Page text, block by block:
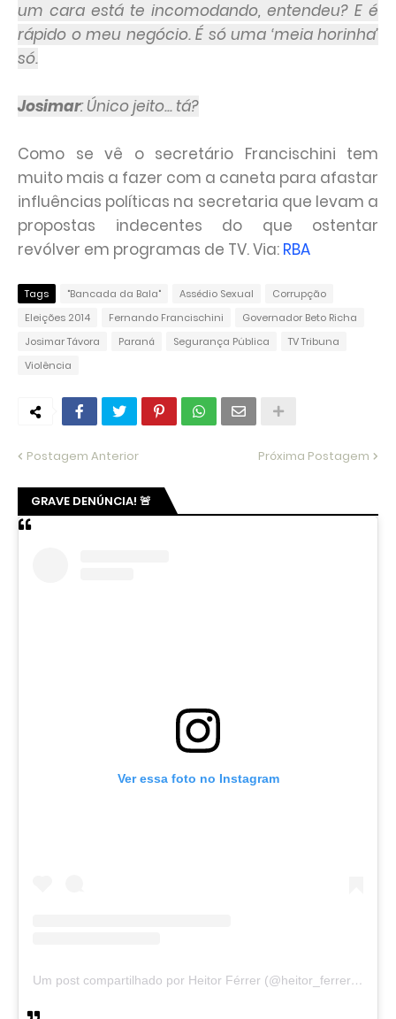
um cara está te incomodando, entendeu? E é
rápido o meu negócio. É só uma ‘meia horinha’
só.
Josimar: Único jeito... tá?
Como se vê o secretário Francischini tem
muito mais a fazer com a caneta para afastar
influências políticas na secretaria que levam a
propostas indecentes do que ostentar
revólver em programas de TV. Via: RBA
Tags "Bancada da Bala" Assédio Sexual
Corrupção
Eleições 2014
Fernando Francischini
Governador Beto Richa
Josimar Távora
Paraná Segurança Pública
TV Tribuna
Violência
Postagem Anterior Próxima Postagem
GRAVE DENÚNCIA! 🚨
Ver essa foto no Instagram
Um post compartilhado por Heitor Férrer (@heitor_ferrer77)